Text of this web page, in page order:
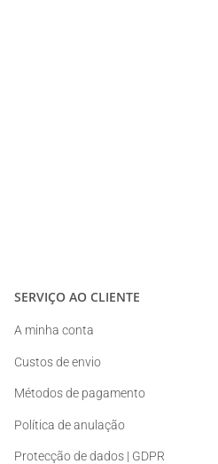
SERVIÇO AO CLIENTE
A minha conta
Custos de envio
Métodos de pagamento
Política de anulação
Protecção de dados | GDPR